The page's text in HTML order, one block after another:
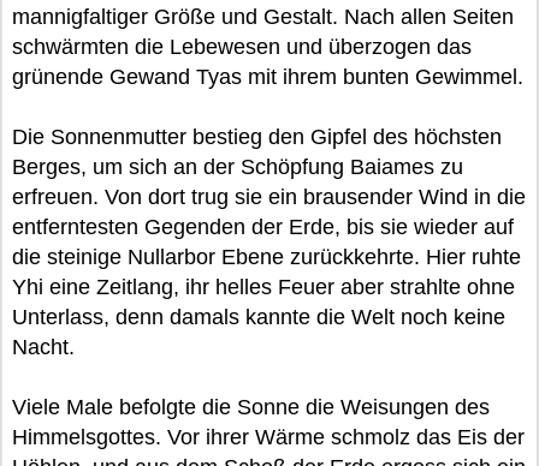
mannigfaltiger Größe und Gestalt. Nach allen Seiten
schwärmten die Lebewesen und überzogen das
grünende Gewand Tyas mit ihrem bunten Gewimmel.
Die Sonnenmutter bestieg den Gipfel des höchsten
Berges, um sich an der Schöpfung Baiames zu
erfreuen. Von dort trug sie ein brausender Wind in die
entferntesten Gegenden der Erde, bis sie wieder auf
die steinige Nullarbor Ebene zurückkehrte. Hier ruhte
Yhi eine Zeitlang, ihr helles Feuer aber strahlte ohne
Unterlass, denn damals kannte die Welt noch keine
Nacht.
Viele Male befolgte die Sonne die Weisungen des
Himmelsgottes. Vor ihrer Wärme schmolz das Eis der